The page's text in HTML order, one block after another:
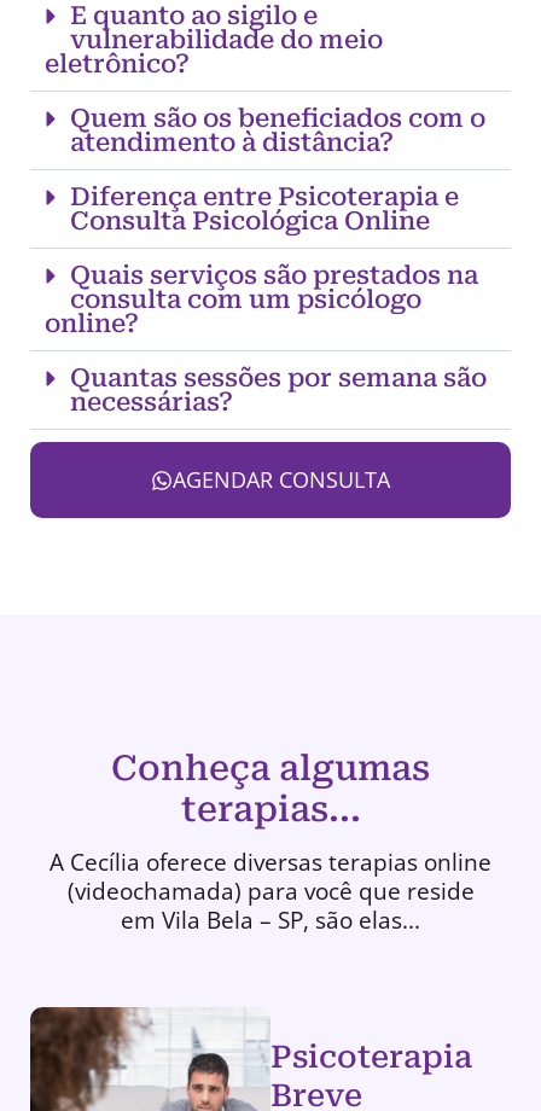
E quanto ao sigilo e
vulnerabilidade do meio
eletrônico?
Quem são os beneficiados com o
atendimento à distância?
Diferença entre Psicoterapia e
Consulta Psicológica Online
Quais serviços são prestados na
consulta com um psicólogo
online?
Quantas sessões por semana são
necessárias?
AGENDAR CONSULTA
Conheça algumas
terapias...
A Cecília oferece diversas terapias online
(videochamada) para você que reside
em Vila Bela – SP, são elas...
Psicoterapia
Breve